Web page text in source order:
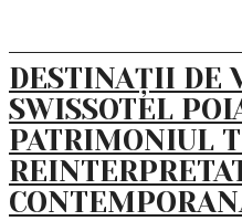
DESTINAȚII DE
SWISSOTEL
PATRIMONIUL